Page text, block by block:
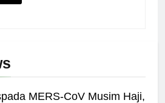
MERS-CoV Musim Haji,